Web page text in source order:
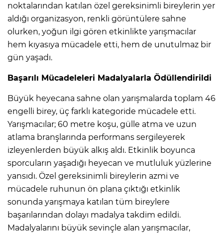
noktalarından katılan özel gereksinimli bireylerin yer
aldığı organizasyon, renkli görüntülere sahne
olurken, yoğun ilgi gören etkinlikte yarışmacılar
hem kıyasıya mücadele etti, hem de unutulmaz bir
gün yaşadı.
Başarılı Mücadeleleri Madalyalarla Ödüllendirildi
Büyük heyecana sahne olan yarışmalarda toplam 46
engelli birey, üç farklı kategoride mücadele etti.
Yarışmacılar; 60 metre koşu, gülle atma ve uzun
atlama branşlarında performans sergileyerek
izleyenlerden büyük alkış aldı. Etkinlik boyunca
sporcuların yaşadığı heyecan ve mutluluk yüzlerine
yansıdı. Özel gereksinimli bireylerin azmi ve
mücadele ruhunun ön plana çıktığı etkinlik
sonunda yarışmaya katılan tüm bireylere
başarılarından dolayı madalya takdim edildi.
Madalyalarını büyük sevinçle alan yarışmacılar,